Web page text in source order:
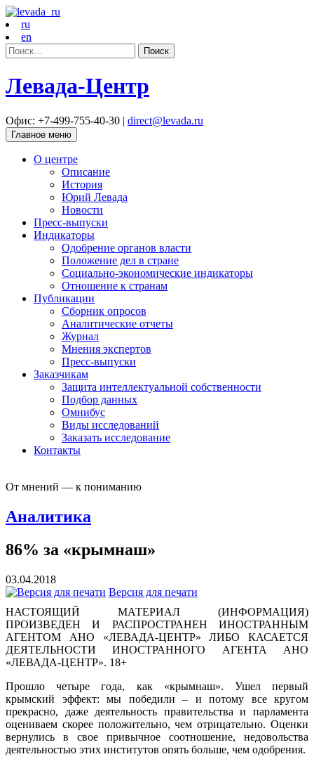
ru
en
Найти:
Левада-Центр
Офис: +7-499-755-40-30 | direct@levada.ru
Главное меню
О центре
Описание
История
Юрий Левада
Новости
Пресс-выпуски
Индикаторы
Одобрение органов власти
Положение дел в стране
Социально-экономические индикаторы
Отношение к странам
Публикации
Сборник опросов
Аналитические отчеты
Журнал
Мнения экспертов
Пресс-выпуски
Заказчикам
Защита интеллектуальной собственности
Подбор данных
Омнибус
Виды исследований
Заказать исследование
Контакты
От мнений — к пониманию
Аналитика
86% за «крымнаш»
03.04.2018
Версия для печати
НАСТОЯЩИЙ МАТЕРИАЛ (ИНФОРМАЦИЯ)
ПРОИЗВЕДЕН И РАСПРОСТРАНЕН ИНОСТРАННЫМ
АГЕНТОМ АНО «ЛЕВАДА-ЦЕНТР» ЛИБО КАСАЕТСЯ
ДЕЯТЕЛЬНОСТИ ИНОСТРАННОГО АГЕНТА АНО
«ЛЕВАДА-ЦЕНТР». 18+
Прошло четыре года, как «крымнаш». Ушел первый
крымский эффект: мы победили – и потому все кругом
прекрасно, даже деятельность правительства и парламента
оцениваем скорее положительно, чем отрицательно. Оценки
вернулись в свое привычное соотношение, недовольства
деятельностью этих институтов опять больше, чем одобрения.